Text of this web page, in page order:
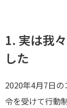
1. 実は我
した
2020年4月7日
令を受けて行動